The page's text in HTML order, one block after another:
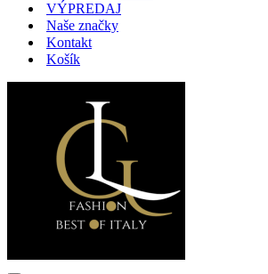
VÝPREDAJ
Naše značky
Kontakt
Košík